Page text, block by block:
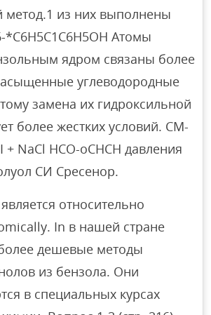
метод.1 из них выполнены
*С6Н5С1С6Н5ОН Атомы
ядром связаны более
углеводородные
замена их гидроксильной
более жестких условий. СМ-
+ NaCl НСО-оСНСН давления
СИ Сресенор.
относительно
In в нашей стране
дешевые методы
из бензола. Они
в специальных курсах